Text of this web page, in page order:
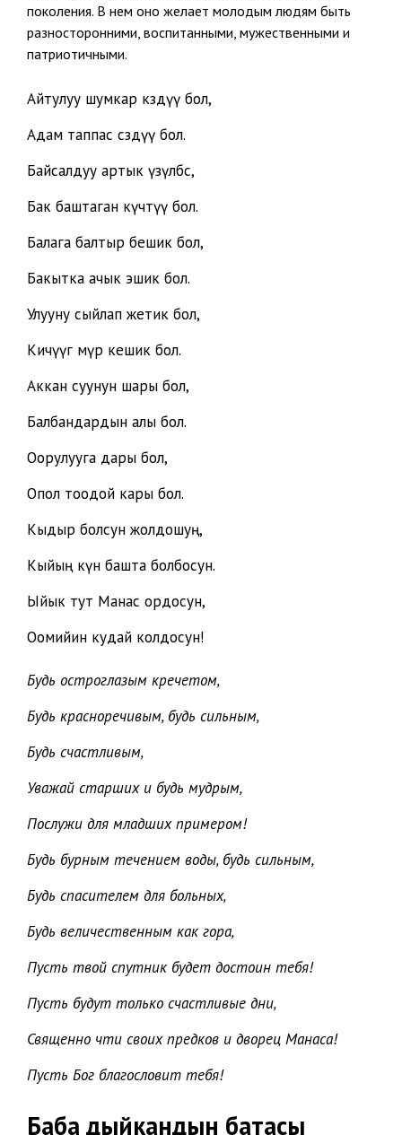
поколения. В нем оно желает молодым людям быть
разносторонними, воспитанными, мужественными и
патриотичными.
Айтулуу шумкар көздүү бол,
Адам таппас сөздүү бол.
Байсалдуу артык үзүлбөс,
Бак баштаган күчтүү бол.
Балага балтыр бешик бол,
Бакытка ачык эшик бол.
Улууну сыйлап жетик бол,
Кичүүгө өмүр кешик бол.
Аккан суунун шары бол,
Балбандардын алы бол.
Оорулууга дары бол,
Опол тоодой кары бол.
Кыдыр болсун жолдошуң,
Кыйың күн башта болбосун.
Ыйык тут Манас ордосун,
Оомийин кудай колдосун!
Будь остроглазым кречетом,
Будь красноречивым, будь сильным,
Будь счастливым,
Уважай старших и будь мудрым,
Послужи для младших примером!
Будь бурным течением воды, будь сильным,
Будь спасителем для больных,
Будь величественным как гора,
Пусть твой спутник будет достоин тебя!
Пусть будут только счастливые дни,
Священно чти своих предков и дворец Манаса!
Пусть Бог благословит тебя!
Баба дыйкандын батасы